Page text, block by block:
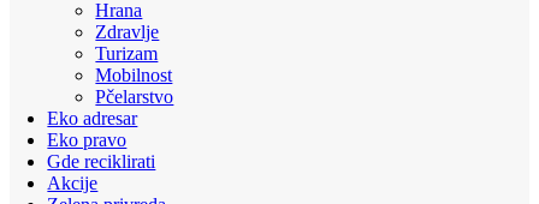
Hrana
Zdravlje
Turizam
Mobilnost
Pčelarstvo
Eko adresar
Eko pravo
Gde reciklirati
Akcije